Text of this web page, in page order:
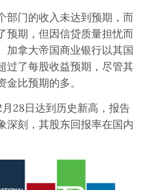
部门的收入未达到预期，而
预期，但因信贷质量担忧而
加拿大帝国商业银行以其国
过了每股收益预期，尽管其
比预期的多。
28日达到历史新高，报告
深刻，其股东回报率在国内